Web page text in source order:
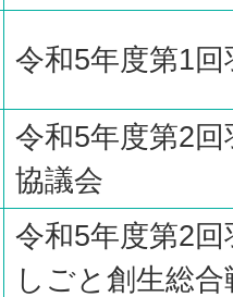
令和5年度第1
令和5年度第2
協議会
令和5年度第2
しごと創生総